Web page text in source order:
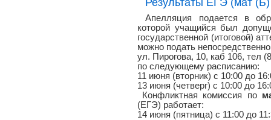
Апелляция подается в
которой учащийся был
государственной (итоговой)
можно подать
ул. Пирогова, 10, каб 106, тел
по следующему расписанию:
11 июня (вторник) с 10:00 до
13 июня (четверг) с 10:00 до
Конфликтная комиссия по
(ЕГЭ) работает:
14 июня (пятница) с 11:00 до